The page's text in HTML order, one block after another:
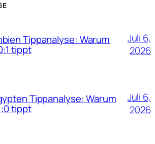
Tippanalyse: Warum
tippt
Juli 6,
2026
Tippanalyse: Warum
tippt
Juli 6,
2026